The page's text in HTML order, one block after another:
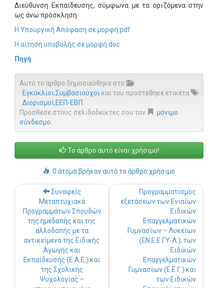
Διεύθυνση Εκπαίδευσης, σύμφωνα με τα οριζόμενα στην
ως άνω πρόσκληση.
H Υπουργική Απόφαση σε μορφή pdf
Η αίτηση υποβολής σε μορφή doc
Πηγή
Αυτό το άρθρο δημοσιεύθηκε στο
Εγκύκλιοι,Συμβασιούχοι και του προστέθηκε ετικέτα
Διορισμοί,ΕΕΠ-ΕΒΠ
Πρόσθεσε στους σελιδοδείκτες σου τον
μόνιμο
σύνδεσμο
Το άρθρο αυτό είναι χρήσιμο!
0 άτομα βρήκαν αυτό το άρθρο χρήσιμο
Post navigation
Συναφείς
Μεταπτυχιακά
Προγραμμάτων Σπουδών
της ημεδαπής και της
αλλοδαπής με τα
αντικείμενα της Ειδικής
Αγωγής και
Εκπαίδευσης (Ε.Α.Ε.) και
της Σχολικής
Ψυχολογίας –
Προγραμματισμός
εξετάσεων των Ενιαίων
Ειδικών
Επαγγελματικών
Γυμνασίων – Λυκείων
(ΕΝ.Ε.Ε.ΓΥ-Λ.), των
Ειδικών
Επαγγελματικών
Γυμνασίων (Ε.Ε.Γ.) και
των Ειδικών